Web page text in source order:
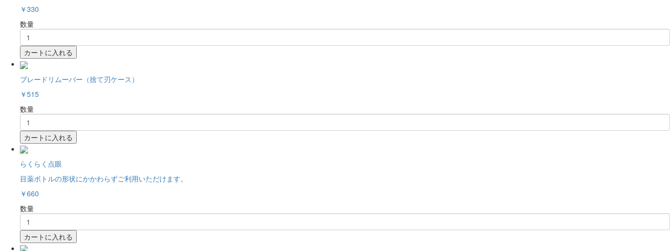
￥330
数量
カートに入れる
ブレードリムーバー（捨て刃ケース）
￥515
数量
カートに入れる
らくらく点眼
目薬ボトルの形状にかかわらずご利用いただけます。
￥660
数量
カートに入れる